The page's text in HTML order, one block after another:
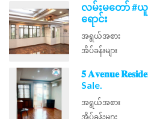
လမ်းမတော်
ရောင်း
အရွယ်အစား
အိပ်ခန်းများ
𝟓 𝐀𝐯𝐞𝐧𝐮𝐞
Sale.
အရွယ်အစား
အိပ်ခန်းများ